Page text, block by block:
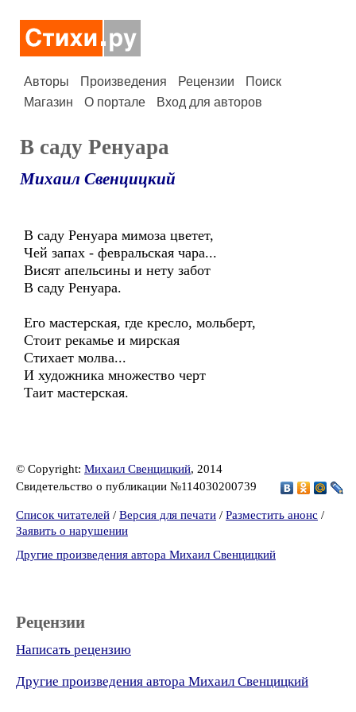
Авторы Произведения Рецензии
Поиск
Магазин
О портале Вход для авторов
В саду Ренуара
Михаил Свенцицкий
В саду Ренуара мимоза цветет,
Чей запах - февральская чара...
Висят апельсины и нету забот
В саду Ренуара.
Его мастерская, где кресло, мольберт,
Стоит рекамье и мирская
Стихает молва...
И художника множество черт
Таит мастерская.
© Copyright: Михаил Свенцицкий, 2014
Свидетельство о публикации №114030200739
Список читателей / Версия для печати / Разместить анонс /
Заявить о нарушении
Другие произведения автора Михаил Свенцицкий
Рецензии
Написать рецензию
Другие произведения автора Михаил Свенцицкий